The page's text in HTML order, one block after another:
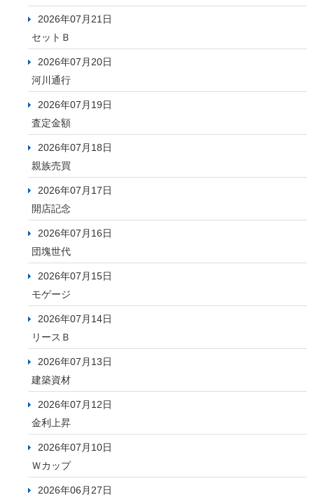
2026年07月21日
セットＢ
2026年07月20日
河川通行
2026年07月19日
査定金額
2026年07月18日
親族売買
2026年07月17日
開店記念
2026年07月16日
団塊世代
2026年07月15日
モゲージ
2026年07月14日
リースＢ
2026年07月13日
建築資材
2026年07月12日
金利上昇
2026年07月10日
Ｗカップ
2026年06月27日